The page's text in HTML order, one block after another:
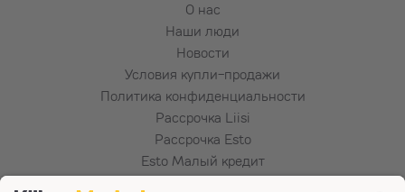
О нас
Наши люди
Новости
Условия купли-продажи
Политика конфиденциальности
Рассрочка Liisi
Рассрочка Esto
Esto Малый кредит
Способы оплаты ESTO